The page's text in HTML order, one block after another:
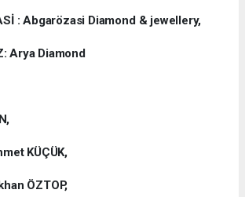
: Abgarözasi Diamond & jewellery,
Arya Diamond
KÜÇÜK,
ÖZTOP,